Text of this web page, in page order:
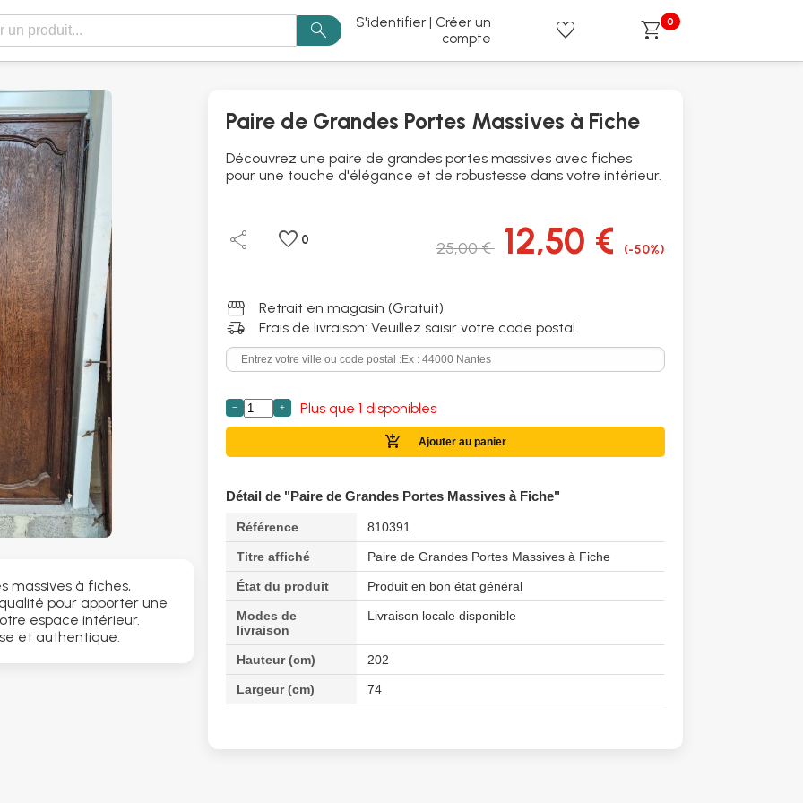
search
S'identifier | Créer un
compte
favorite shopping_cart 0
massives à fiches,
pour apporter une
espace intérieur.
et authentique.
Paire de Grandes Portes Massives à Fiche
Découvrez une paire de grandes portes massives avec fiches
pour une touche d'élégance et de robustesse dans votre intérieur.
share favorite 0 25,00 € 12,50 € (-50%)
storefront Retrait en magasin (Gratuit)
delivery_truck_speed Frais de livraison: Veuillez saisir votre code postal
− + Plus que 1 disponibles
add_shopping_cart Ajouter au panier
Détail de "Paire de Grandes Portes Massives à Fiche"
Référence 810391
Titre affiché Paire de Grandes Portes Massives à Fiche
État du produit Produit en bon état général
Modes de
livraison
Livraison locale disponible
Hauteur (cm) 202
Largeur (cm) 74